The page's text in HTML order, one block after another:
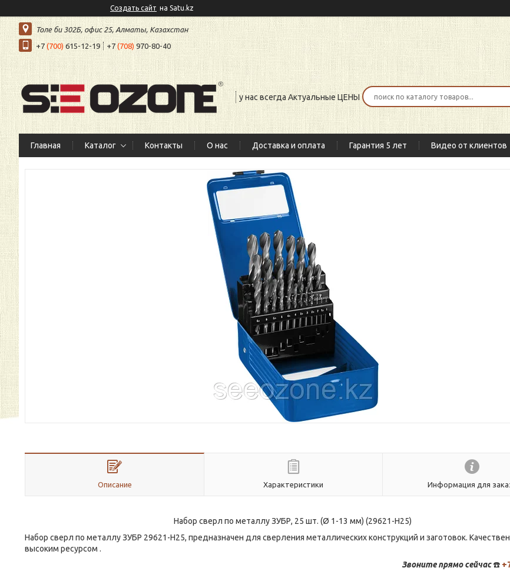
Создать сайт на Satu.kz
Толе би 302Б, офис 25, Алматы, Казахстан
+7 (700)615-12-19 +7(708) 970-80-40
у нас всегда Актуальные ЦЕНЫ
Главная Каталог Контакты О нас Доставка и оплата Гарантия 5 лет Видео от клиентов
Описание Характеристики Информация для
Набор сверл по металлу ЗУБР, 25 шт. (Ø 1-13 мм) (29621-H25)
Набор сверл по металлу ЗУБР 29621-H25, предназначен для сверления металлических конструкций и заготовок.
высоким ресурсом .
Звоните прямо сейчас ☎️